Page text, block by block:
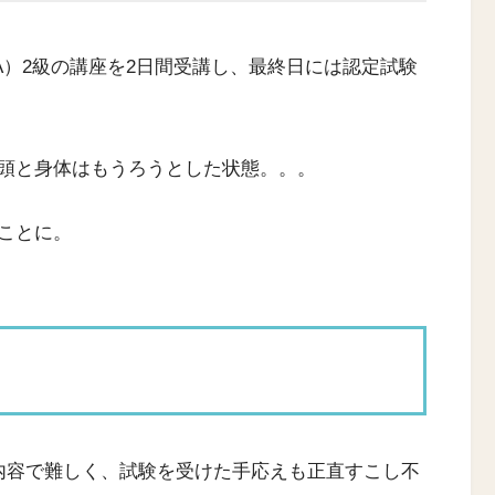
2級の講座を2日間受講し、最終日には認定試験
身体はもうろうとした状態。。。
とに。
で難しく、試験を受けた手応えも正直すこし不